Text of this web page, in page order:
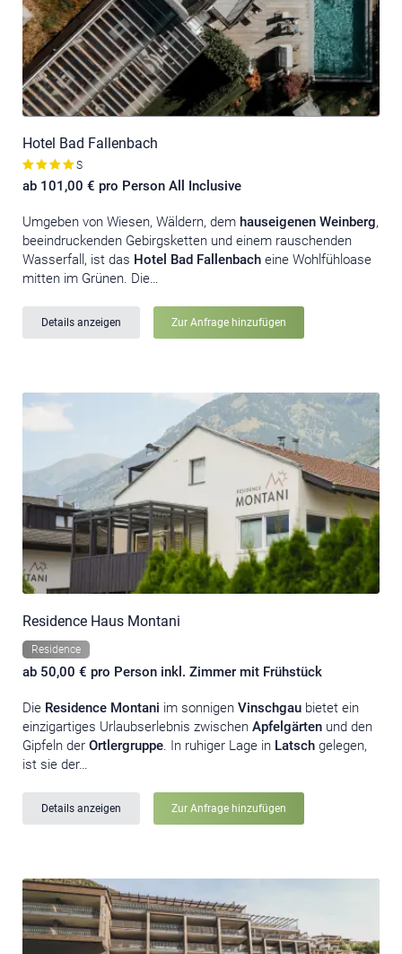
Hotel Bad Fallenbach
S
ab 101,00 € pro Person All Inclusive
Umgeben von Wiesen, Wäldern, dem hauseigenen Weinberg,
beeindruckenden Gebirgsketten und einem rauschenden
Wasserfall, ist das Hotel Bad Fallenbach eine Wohlfühloase
mitten im Grünen. Die…
Details anzeigen Zur Anfrage hinzufügen
Residence Haus Montani
Residence
ab 50,00 € pro Person inkl. Zimmer mit Frühstück
Die Residence Montani im sonnigen Vinschgau bietet ein
einzigartiges Urlaubserlebnis zwischen Apfelgärten und den
Gipfeln der Ortlergruppe. In ruhiger Lage in Latsch gelegen,
ist sie der…
Details anzeigen Zur Anfrage hinzufügen